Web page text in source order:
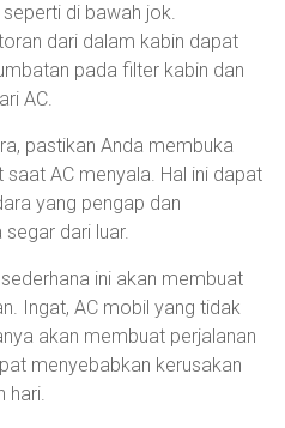
di bawah jok.
dari dalam kabin dapat
pada filter kabin dan
AC.
pastikan Anda membuka
AC menyala. Hal ini dapat
yang pengap dan
dari luar.
ini akan membuat
Ingat, AC mobil yang tidak
akan membuat perjalanan
menyebabkan kerusakan
hari.